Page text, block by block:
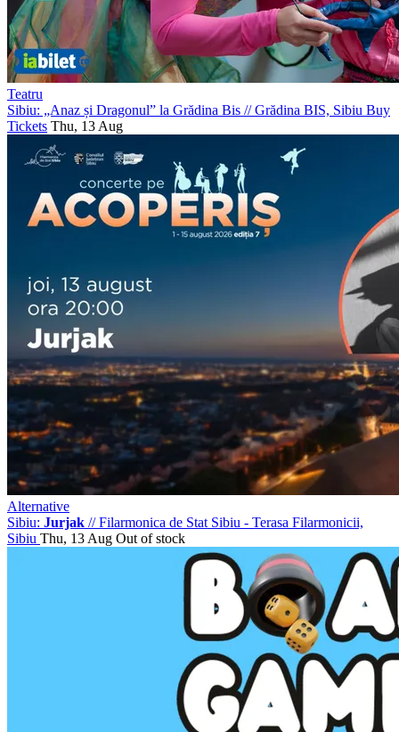
Teatru
Sibiu: „Anaz și Dragonul” la Grădina Bis //Grădina BIS, Sibiu Buy
Tickets Thu, 13 Aug
Alternative
Sibiu: Jurjak //Filarmonica de Stat Sibiu - Terasa Filarmonicii,
Sibiu Thu, 13 Aug Out of stock